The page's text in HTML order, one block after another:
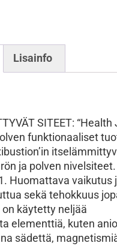
Lisainfo
SITEET: “Health
funktionaaliset
ja polven nivelsiteet.
Huomattava vaikutus
sekä tehokkuus
käytetty neljää
elementtiä, kuten
sädettä,